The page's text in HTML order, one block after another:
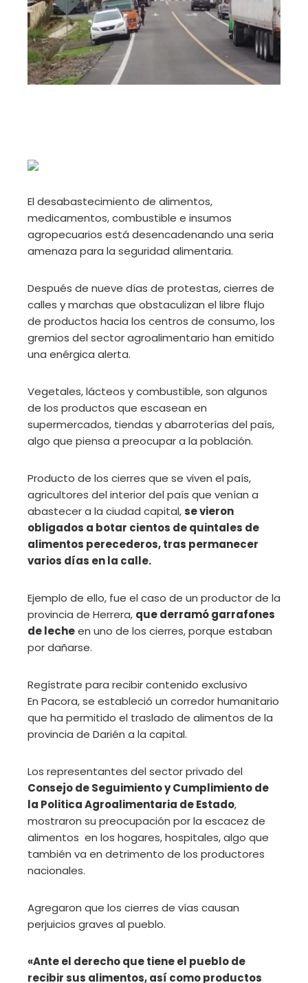
El desabastecimiento de alimentos,
medicamentos, combustible e insumos
agropecuarios está desencadenando una seria
amenaza para la seguridad alimentaria.
Después de nueve días de protestas, cierres de
calles y marchas que obstaculizan el libre flujo
de productos hacia los centros de consumo, los
gremios del sector agroalimentario han emitido
una enérgica alerta.
Vegetales, lácteos y combustible, son algunos
de los productos que escasean en
supermercados, tiendas y abarroterías del país,
algo que piensa a preocupar a la población.
Producto de los cierres que se viven el país,
agricultores del interior del país que venían a
abastecer a la ciudad capital,se vieron
obligados a botar cientos de quintales de
alimentos perecederos, tras permanecer
varios días en la calle.
Ejemplo de ello, fue el caso de un productor de la
provincia de Herrera, que derramó garrafones
de lecheen uno de los cierres, porque estaban
por dañarse.
Regístrate para recibir contenido exclusivo
En Pacora, se estableció un corredor humanitario
que ha permitido el traslado de alimentos de la
provincia de Darién a la capital.
Los representantes del sector privado del
Consejo de Seguimiento y Cumplimiento de
la Politica Agroalimentaria de Estado,
mostraron su preocupación por la escacez de
alimentos en los hogares, hospitales, algo que
también va en detrimento de los productores
nacionales.
Agregaron que los cierres de vías causan
perjuicios graves al pueblo.
«Ante el derecho que tiene el pueblo de
recibir sus alimentos, así como productos